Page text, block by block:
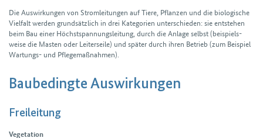
Die Aus­wirkungen von Strom­leitungen auf Tiere, Pflanzen und die biologische
Viel­falt werden grund­sätzlich in drei Kategorien unter­schieden: sie entstehen
beim Bau einer Höchst­spannungs­leitung, durch die Anlage selbst (beispiels­
weise die Masten oder Leiterseile) und später durch ihren Betrieb (zum Beispiel
Wartungs- und Pflege­maßnahmen).
Baubedingte Auswirkungen
Freileitung
Vegetation